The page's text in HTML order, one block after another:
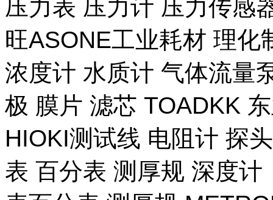
压力表 压力计 压力传感
旺ASONE工业耗材 理化
浓度计 水质计 气体流量
极 膜片 滤芯 TOADKK
HIOKI测试线 电阻计 探
表 百分表 测厚规 深度